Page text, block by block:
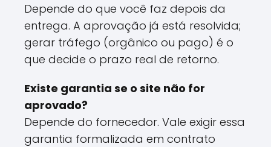
Depende do que você faz depois da
entrega. A aprovação já está resolvida;
gerar tráfego (orgânico ou pago) é o
que decide o prazo real de retorno.
Existe garantia se o site não for
aprovado?
Depende do fornecedor. Vale exigir essa
garantia formalizada em contrato